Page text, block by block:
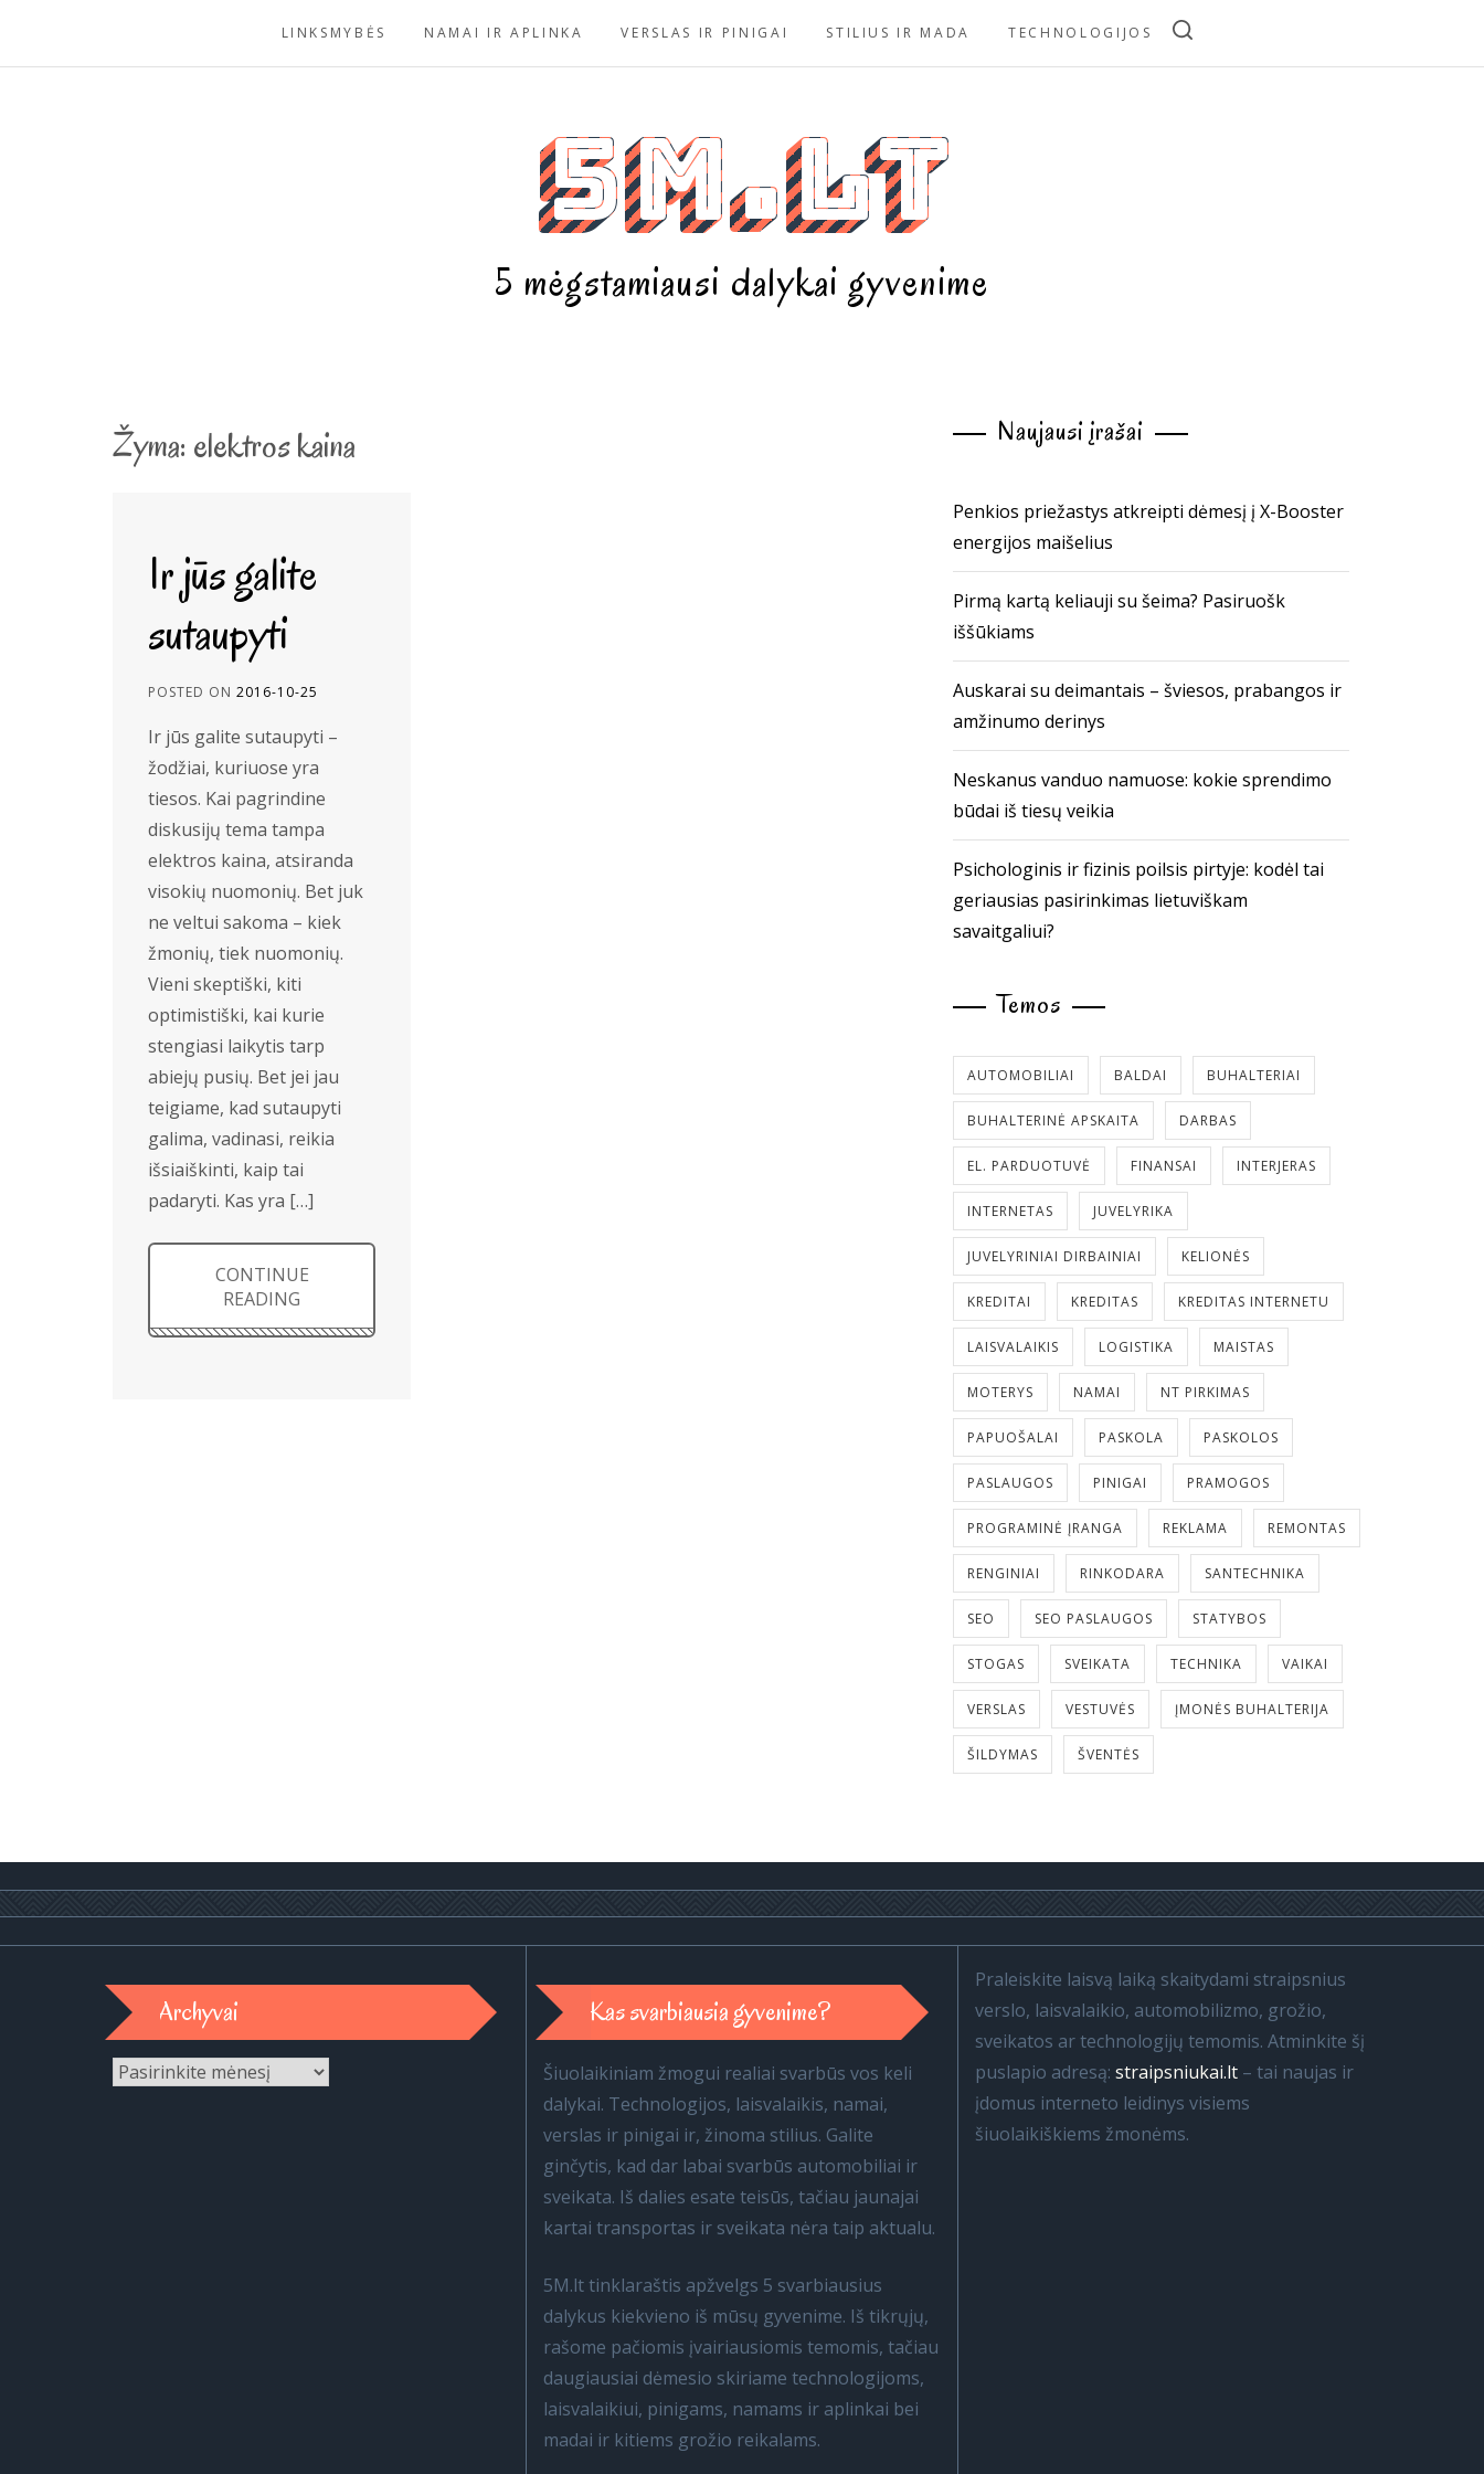
LINKSMYBĖS NAMAI IR APLINKA VERSLAS IR PINIGAI STILIUS IR MADA TECHNOLOGIJOS
5m.lt
5 mėgstamiausi dalykai gyvenime
Žyma: elektros kaina
Ir jūs galite
sutaupyti
POSTED ON 2016-10-25
Ir jūs galite sutaupyti –
žodžiai, kuriuose yra
tiesos. Kai pagrindine
diskusijų tema tampa
elektros kaina, atsiranda
visokių nuomonių. Bet juk
ne veltui sakoma – kiek
žmonių, tiek nuomonių.
Vieni skeptiški, kiti
optimistiški, kai kurie
stengiasi laikytis tarp
abiejų pusių. Bet jei jau
teigiame, kad sutaupyti
galima, vadinasi, reikia
išsiaiškinti, kaip tai
padaryti. Kas yra […]
CONTINUE
READING
Naujausi įrašai
Penkios priežastys atkreipti dėmesį į X-Booster
energijos maišelius
Pirmą kartą keliauji su šeima? Pasiruošk
iššūkiams
Auskarai su deimantais – šviesos, prabangos ir
amžinumo derinys
Neskanus vanduo namuose: kokie sprendimo
būdai iš tiesų veikia
Psichologinis ir fizinis poilsis pirtyje: kodėl tai
geriausias pasirinkimas lietuviškam
savaitgaliui?
Temos
AUTOMOBILIAI BALDAI BUHALTERIAI
BUHALTERINĖ APSKAITA DARBAS
EL. PARDUOTUVĖ FINANSAI INTERJERAS
INTERNETAS JUVELYRIKA
JUVELYRINIAI DIRBAINIAI KELIONĖS
KREDITAI KREDITAS KREDITAS INTERNETU
LAISVALAIKIS LOGISTIKA MAISTAS
MOTERYS NAMAI NT PIRKIMAS
PAPUOŠALAI PASKOLA PASKOLOS
PASLAUGOS PINIGAI PRAMOGOS
PROGRAMINĖ ĮRANGA REKLAMA REMONTAS
RENGINIAI RINKODARA SANTECHNIKA
SEO SEO PASLAUGOS STATYBOS
STOGAS SVEIKATA TECHNIKA VAIKAI
VERSLAS VESTUVĖS ĮMONĖS BUHALTERIJA
ŠILDYMAS ŠVENTĖS
Archyvai
Archyvai
Kas svarbiausia gyvenime?
Šiuolaikiniam žmogui realiai svarbūs vos keli
dalykai. Technologijos, laisvalaikis, namai,
verslas ir pinigai ir, žinoma stilius. Galite
ginčytis, kad dar labai svarbūs automobiliai ir
sveikata. Iš dalies esate teisūs, tačiau jaunajai
kartai transportas ir sveikata nėra taip aktualu.
5M.lt tinklaraštis apžvelgs 5 svarbiausius
dalykus kiekvieno iš mūsų gyvenime. Iš tikrųjų,
rašome pačiomis įvairiausiomis temomis, tačiau
daugiausiai dėmesio skiriame technologijoms,
laisvalaikiui, pinigams, namams ir aplinkai bei
madai ir kitiems grožio reikalams.
Praleiskite laisvą laiką skaitydami straipsnius
verslo, laisvalaikio, automobilizmo, grožio,
sveikatos ar technologijų temomis. Atminkite šį
puslapio adresą: straipsniukai.lt– tai naujas ir
įdomus interneto leidinys visiems
šiuolaikiškiems žmonėms.